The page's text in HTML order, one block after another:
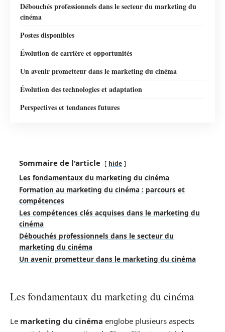
Débouchés professionnels dans le secteur du marketing du
cinéma
Postes disponibles
Évolution de carrière et opportunités
Un avenir prometteur dans le marketing du cinéma
Évolution des technologies et adaptation
Perspectives et tendances futures
Sommaire de l'article hide
Les fondamentaux du marketing du cinéma
Formation au marketing du cinéma : parcours et
compétences
Les compétences clés acquises dans le marketing du
cinéma
Débouchés professionnels dans le secteur du
marketing du cinéma
Un avenir prometteur dans le marketing du cinéma
Les fondamentaux du marketing du cinéma
Le marketing du cinéma englobe plusieurs aspects